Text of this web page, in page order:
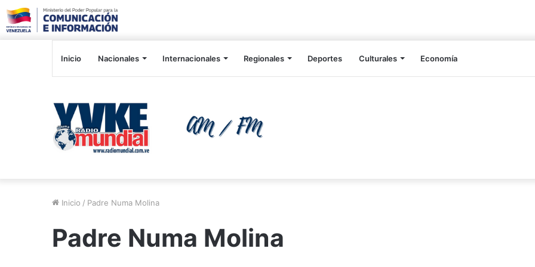
Inicio Nacionales Internacionales Regionales Deportes Culturales Economía
Inicio / Padre Numa Molina
Padre Numa Molina